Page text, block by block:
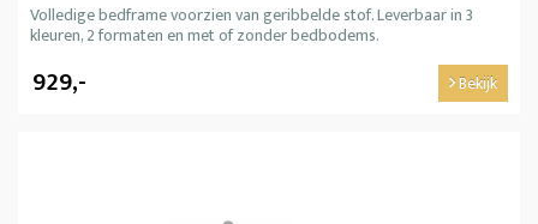
Volledige bedframe voorzien van geribbelde stof. Leverbaar in 3
kleuren, 2 formaten en met of zonder bedbodems.
929,- Bekijk